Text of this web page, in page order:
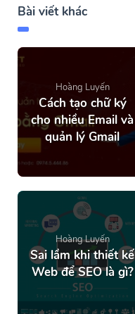
Bài viết khác
Hoàng Luyến
Cách tạo chữ ký
cho nhiều Email và
quản lý Gmail
Hoàng Luyến
Sai lầm khi thiết kế
Web để SEO là gì?